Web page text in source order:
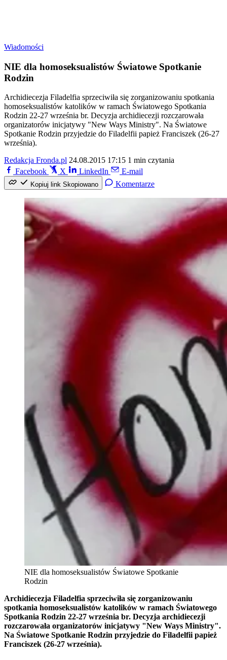
Wiadomości
NIE dla homoseksualistów Światowe Spotkanie
Rodzin
Archidiecezja Filadelfia sprzeciwiła się zorganizowaniu spotkania
homoseksualistów katolików w ramach Światowego Spotkania
Rodzin 22-27 września br. Decyzja archidiecezji rozczarowała
organizatorów inicjatywy "New Ways Ministry". Na Światowe
Spotkanie Rodzin przyjedzie do Filadelfii papież Franciszek (26-27
września).
Redakcja Fronda.pl 24.08.2015 17:15 1 min czytania
Facebook
X LinkedIn E-mail
Kopiuj link Skopiowano Komentarze
NIE dla homoseksualistów Światowe Spotkanie
Rodzin
Archidiecezja Filadelfia sprzeciwiła się zorganizowaniu
spotkania homoseksualistów katolików w ramach Światowego
Spotkania Rodzin 22-27 września br. Decyzja archidiecezji
rozczarowała organizatorów inicjatywy "New Ways Ministry".
Na Światowe Spotkanie Rodzin przyjedzie do Filadelfii papież
Franciszek (26-27 września).